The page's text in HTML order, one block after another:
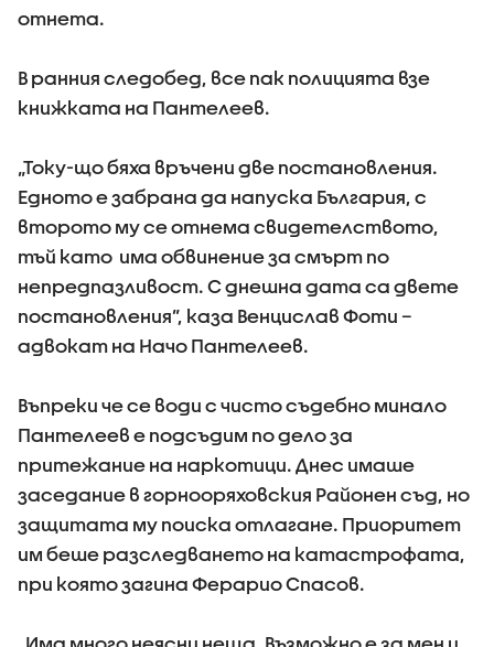
отнета.
В ранния следобед, все пак полицията взе
книжката на Пантелеев.
„Току-що бяха връчени две постановления.
Едното е забрана да напуска България, с
второто му се отнема свидетелството,
тъй като има обвинение за смърт по
непредпазливост. С днешна дата са двете
постановления”, каза Венцислав Фоти –
адвокат на Начо Пантелеев.
Въпреки че се води с чисто съдебно минало
Пантелеев е подсъдим по дело за
притежание на наркотици. Днес имаше
заседание в горнооряховския Районен съд, но
защитата му поиска отлагане. Приоритет
им беше разследването на катастрофата,
при която загина Ферарио Спасов.